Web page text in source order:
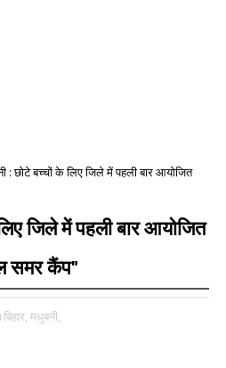
: छोटे बच्चों के लिए जिले में पहली बार आयोजित
जिले में पहली बार आयोजित
समर कैंप"
बिहार, मधुबनी,